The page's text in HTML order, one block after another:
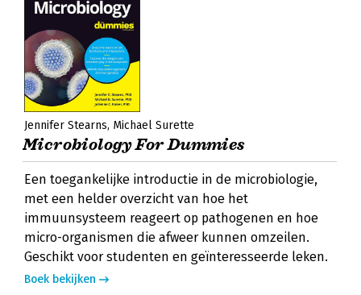
Jennifer Stearns Michael Surette
Microbiology For Dummies
Een toegankelijke introductie in de microbiologie,
met een helder overzicht van hoe het
immuunsysteem reageert op pathogenen en hoe
micro-organismen die afweer kunnen omzeilen.
Geschikt voor studenten en geïnteresseerde leken.
Boek bekijken